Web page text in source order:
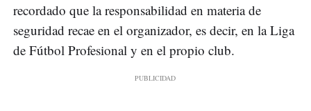
recordado que la responsabilidad en materia de
seguridad recae en el organizador, es decir, en la Liga
de Fútbol Profesional y en el propio club.